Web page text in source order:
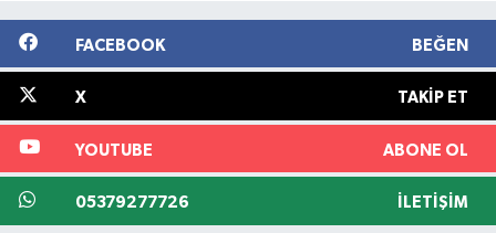
FACEBOOK BEĞEN
X TAKIP ET
YOUTUBE ABONE OL
05379277726 İLETIŞIM